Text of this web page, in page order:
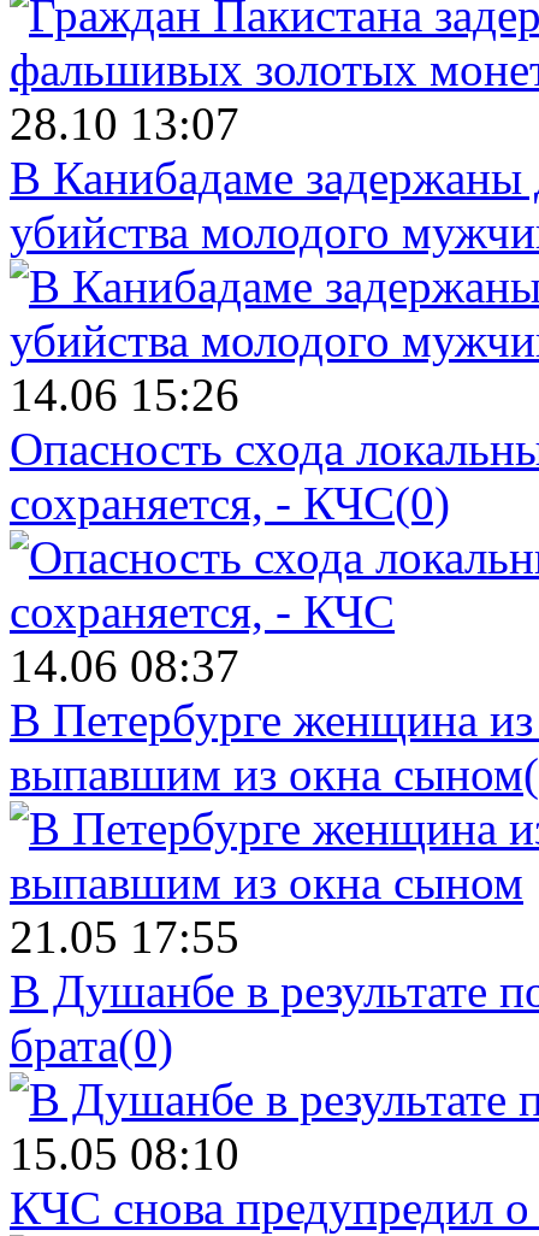
28.10 13:07
В Канибадаме задержаны
убийства молодого
14.06 15:26
Опасность схода
сохраняется, - КЧС(0)
14.06 08:37
В Петербурге женщина
выпавшим из окна сыном
21.05 17:55
В Душанбе в результате
брата(0)
15.05 08:10
КЧС снова предупредил